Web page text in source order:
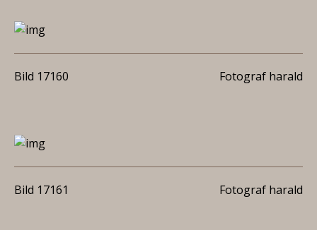
Bild 17160 Fotograf harald
Bild 17161 Fotograf harald